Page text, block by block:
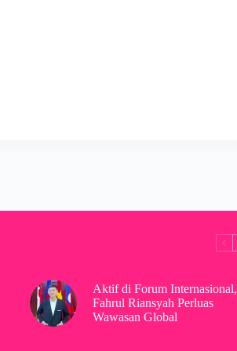
Aktif di Forum Internasional,
Fahrul Riansyah Perluas
Wawasan Global